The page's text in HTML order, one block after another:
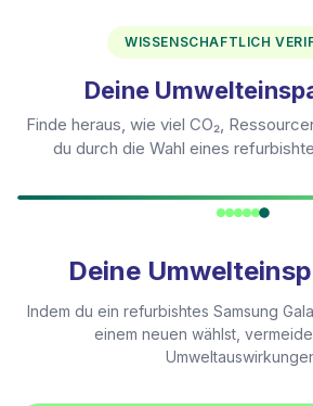
WISSENSCHAFTLICH
Deine
Finde heraus, wie viel CO₂,
du durch die Wahl eines
Deine
Indem du ein refurbishtes Samsung
einem neuen wählst,